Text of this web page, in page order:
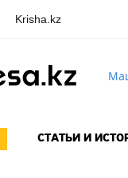
Krisha.kz
СТАТЬИ И